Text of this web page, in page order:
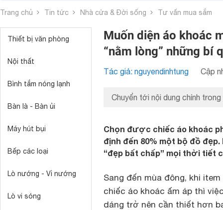
Trang chủ Tin tức Nhà cửa & Đời sống Tư vấn mua sắm
Thiết bị văn phòng
Nội thất
Bình tắm nóng lạnh
Bàn là - Bàn ủi
Máy hút bụi
Bếp các loại
Lò nướng - Vỉ nướng
Lò vi sóng
Muốn diện áo khoác
“nằm lòng” những bí
Tác giả: nguyendinhtung Cập
Chuyển tới nội dung chính trong
Chọn được chiếc áo khoác
định đến 80% một bộ đồ
“đẹp bất chấp” mọi thời tiết
Sang đến mùa đông, khi
chiếc áo khoác ấm áp thì
dáng trở nên cần thiết hơn